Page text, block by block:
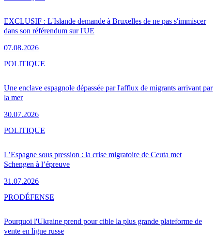
EXCLUSIF : L'Islande demande à Bruxelles de ne pas s'immiscer
dans son référendum sur l'UE
07.08.2026
Une enclave espagnole dépassée par l'afflux de migrants arrivant par
la mer
30.07.2026
POLITIQUE
L’Espagne sous pression : la crise migratoire de Ceuta met
Schengen à l’épreuve
31.07.2026
POLITIQUE
Pourquoi l'Ukraine prend pour cible la plus grande plateforme de
vente en ligne russe
PRODÉFENSE